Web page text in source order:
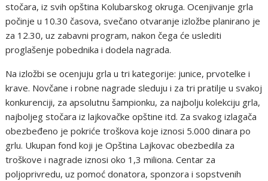
stočara, iz svih opština Kolubarskog okruga. Ocenjivanje grla
počinje u 10.30 časova, svečano otvaranje izložbe planirano je
za 12.30, uz zabavni program, nakon čega će uslediti
proglašenje pobednika i dodela nagrada.
Na izložbi se ocenjuju grla u tri kategorije: junice, prvotelke i
krave. Novčane i robne nagrade sleduju i za tri pratilje u svakoj
konkurenciji, za apsolutnu šampionku, za najbolju kolekciju grla,
najboljeg stočara iz lajkovačke opštine itd. Za svakog izlagača
obezbeđeno je pokriće troškova koje iznosi 5.000 dinara po
grlu. Ukupan fond koji je Opština Lajkovac obezbedila za
troškove i nagrade iznosi oko 1,3 miliona. Centar za
poljoprivredu, uz pomoć donatora, sponzora i sopstvenih